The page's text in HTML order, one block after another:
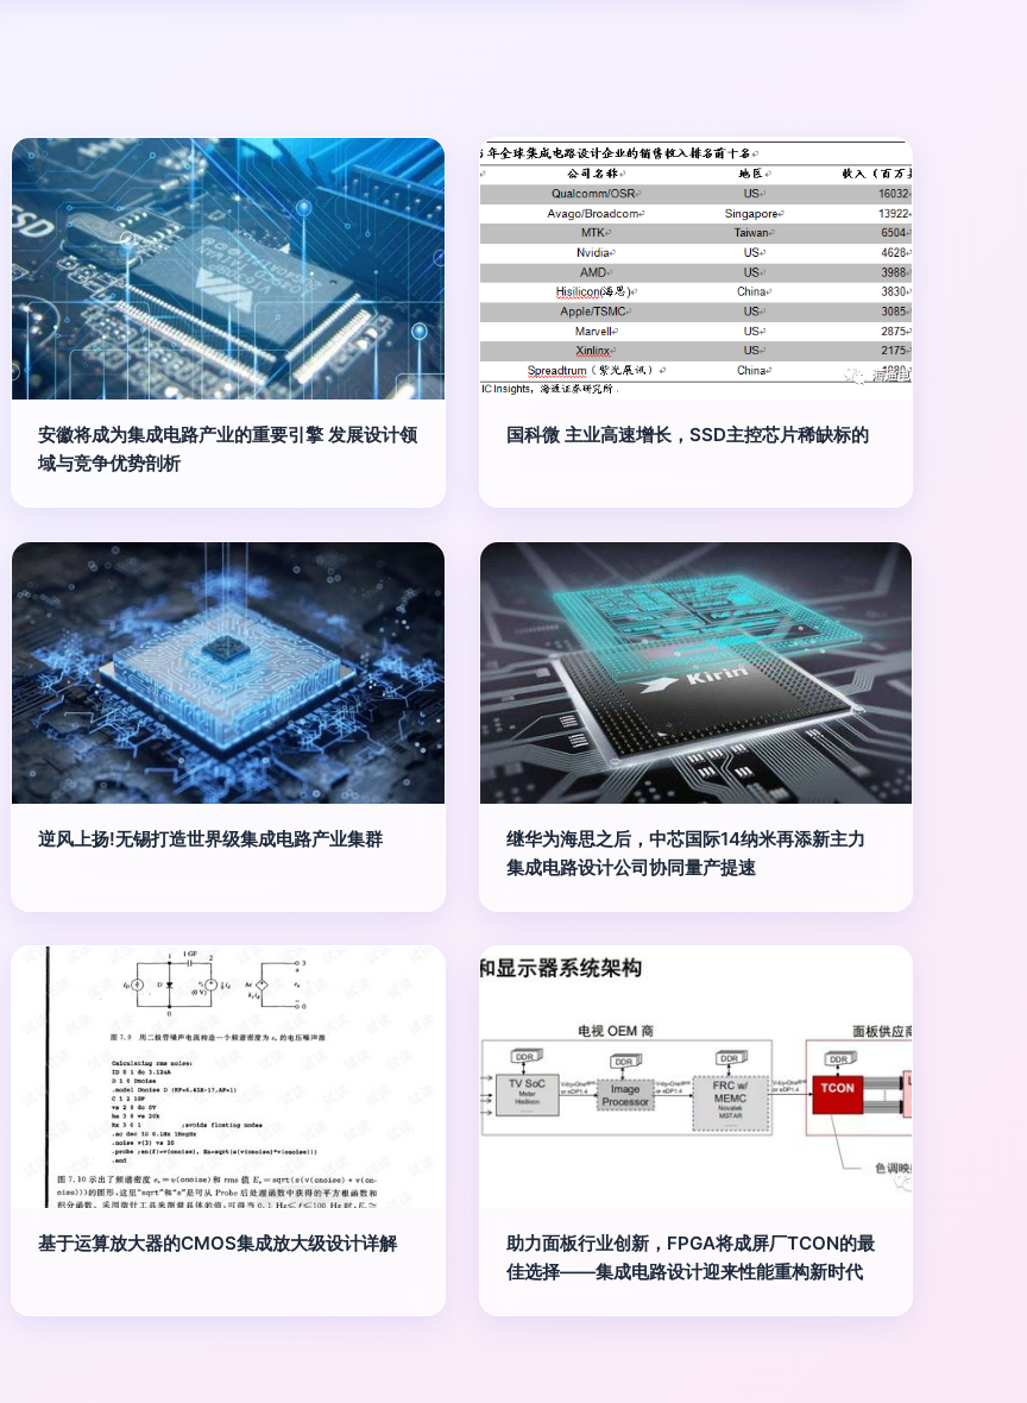
安徽将成为集成电路产业的重要引擎 发展设计领
域与竞争优势剖析
国科微 主业高速增长，SSD主控芯片稀缺标的
逆风上扬!无锡打造世界级集成电路产业集群
继华为海思之后，中芯国际14纳米再添新主力
集成电路设计公司协同量产提速
基于运算放大器的CMOS集成放大级设计详解
助力面板行业创新，FPGA将成屏厂TCON的最
佳选择——集成电路设计迎来性能重构新时代